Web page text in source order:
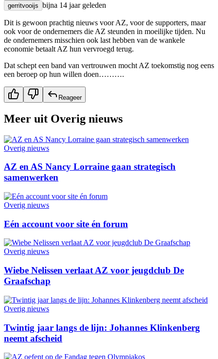
gerritvooijs bijna 14 jaar geleden
Dit is gewoon prachtig nieuws voor AZ, voor de supporters, maar
ook voor de ondernemers die AZ steunden in moeilijke tijden. Nu
de ondernemers misschien ook last hebben van de wankele
economie betaalt AZ hun vervroegd terug.
Dat schept een band van vertrouwen mocht AZ toekomstig nog eens
een beroep op hun willen doen……….
Reageer
Meer uit Overig nieuws
Overig nieuws
AZ en AS Nancy Lorraine gaan strategisch
samenwerken
Overig nieuws
Eén account voor site én forum
Overig nieuws
Wiebe Nelissen verlaat AZ voor jeugdclub De
Graafschap
Overig nieuws
Twintig jaar langs de lijn: Johannes Klinkenberg
neemt afscheid